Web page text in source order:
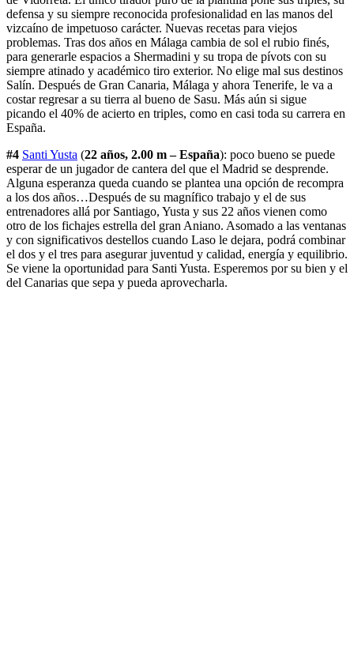
defensa y su siempre reconocida profesionalidad en las manos del
vizcaíno de impetuoso carácter. Nuevas recetas para viejos
problemas. Tras dos años en Málaga cambia de sol el rubio finés,
para generarle espacios a Shermadini y su tropa de pívots con su
siempre atinado y académico tiro exterior. No elige mal sus destinos
Salín. Después de Gran Canaria, Málaga y ahora Tenerife, le va a
costar regresar a su tierra al bueno de Sasu. Más aún si sigue
picando el 40% de acierto en triples, como en casi toda su carrera en
España.
#4 Santi Yusta (22 años, 2.00 m – España): poco bueno se puede
esperar de un jugador de cantera del que el Madrid se desprende.
Alguna esperanza queda cuando se plantea una opción de recompra
a los dos años…Después de su magnífico trabajo y el de sus
entrenadores allá por Santiago, Yusta y sus 22 años vienen como
otro de los fichajes estrella del gran Aniano. Asomado a las ventanas
y con significativos destellos cuando Laso le dejara, podrá combinar
el dos y el tres para asegurar juventud y calidad, energía y equilibrio.
Se viene la oportunidad para Santi Yusta. Esperemos por su bien y el
del Canarias que sepa y pueda aprovecharla.